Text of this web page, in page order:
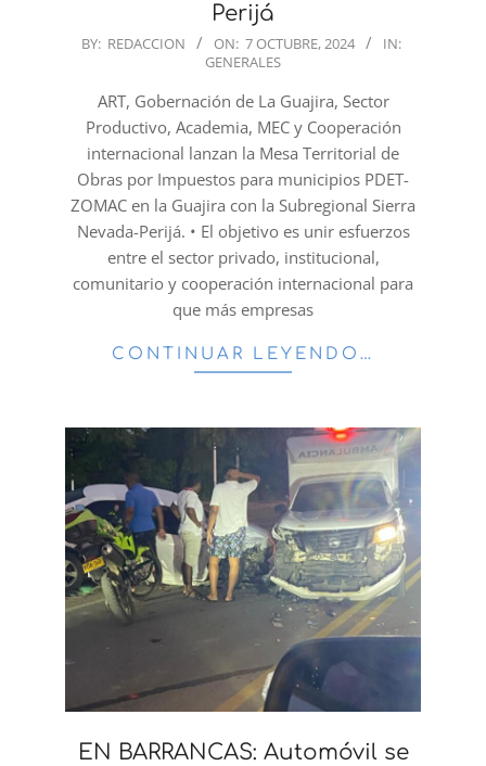
Perijá
2024-
BY: REDACCION ON: 7 OCTUBRE, 2024
IN:
GENERALES
ART, Gobernación de La Guajira, Sector
Productivo, Academia, MEC y Cooperación
internacional lanzan la Mesa Territorial de
Obras por Impuestos para municipios PDET-
ZOMAC en la Guajira con la Subregional Sierra
Nevada-Perijá. • El objetivo es unir esfuerzos
entre el sector privado, institucional,
comunitario y cooperación internacional para
que más empresas
CONTINUAR LEYENDO…
EN BARRANCAS: Automóvil se